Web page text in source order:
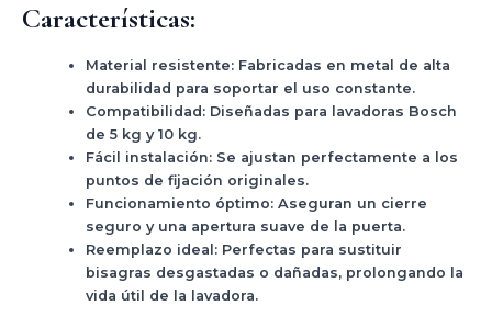
Características:
Material resistente: Fabricadas en metal de alta
durabilidad para soportar el uso constante.
Compatibilidad: Diseñadas para lavadoras Bosch
de5 kg y 10 kg.
Fácil instalación: Se ajustan perfectamente a los
puntos de fijación originales.
Funcionamiento óptimo: Aseguran un cierre
seguro y una apertura suave de la puerta.
Reemplazo ideal: Perfectas para sustituir
bisagras desgastadas o dañadas, prolongando la
vida útil de la lavadora.